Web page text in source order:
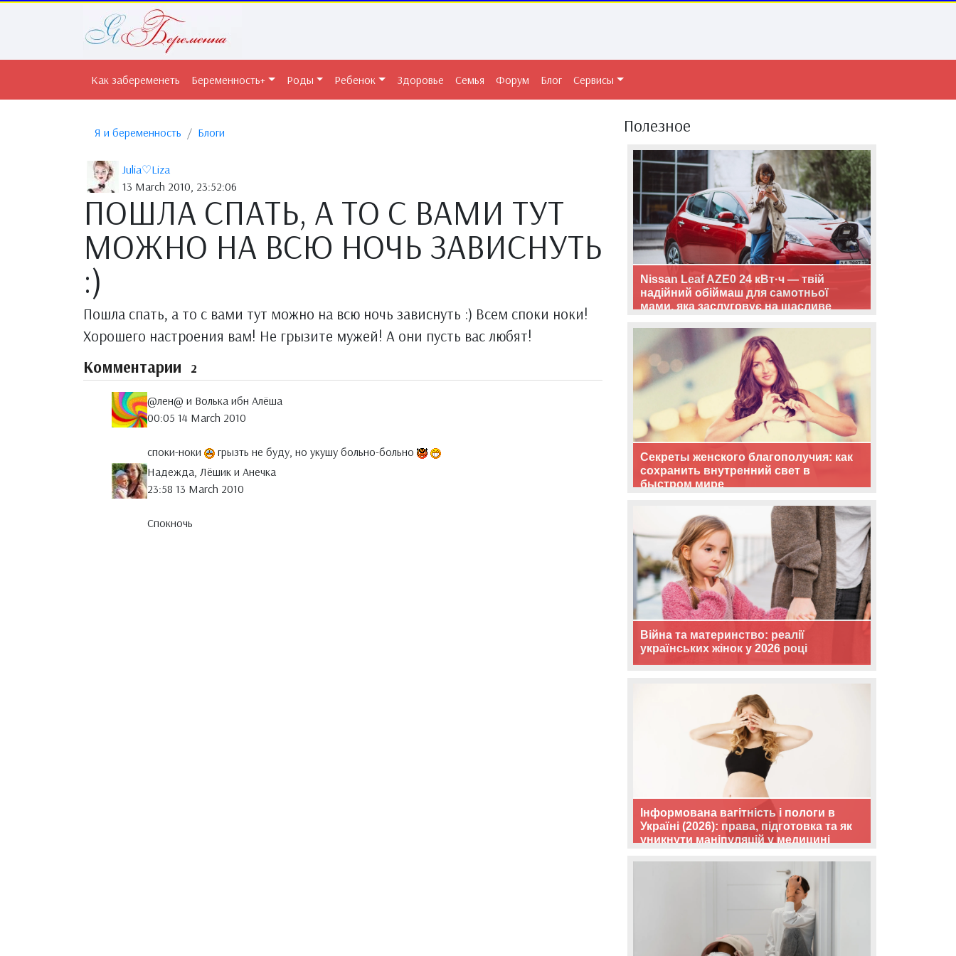
Как забеременеть Беременность+ Роды Ребенок Здоровье Семья Форум Блог Сервисы
Я и беременность Блоги
Julia♡Liza
13 March 2010, 23:52:06
ПОШЛА СПАТЬ, А ТО С ВАМИ ТУТ
МОЖНО НА ВСЮ НОЧЬ ЗАВИСНУТЬ
:)
Пошла спать, а то с вами тут можно на всю ночь зависнуть :) Всем споки ноки!
Хорошего настроения вам! Не грызите мужей! А они пусть вас любят!
Комментарии 2
@лен@ и Волька ибн Алёша
00:05 14 March 2010
споки-ноки
грызть не буду, но укушу больно-больно
Надежда, Лёшик и Анечка
23:58 13 March 2010
Спокночь
Полезное
Nissan Leaf AZE0 24 кВт·ч — твій
надійний обіймаш для самотньої
мами, яка заслуговує на щасливе
Секреты женского благополучия: как
сохранить внутренний свет в
быстром мире
Війна та материнство: реалії
українських жінок у 2026 році
Інформована вагітність і пологи в
Україні (2026): права, підготовка та як
уникнути маніпуляцій у медицині